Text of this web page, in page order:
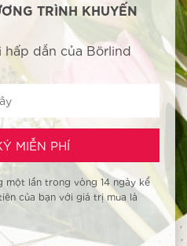
TRÌNH KHUYẾN
dẫn của Börlind
một lần trong vòng 14 ngày kể
của bạn với giá trị mua là